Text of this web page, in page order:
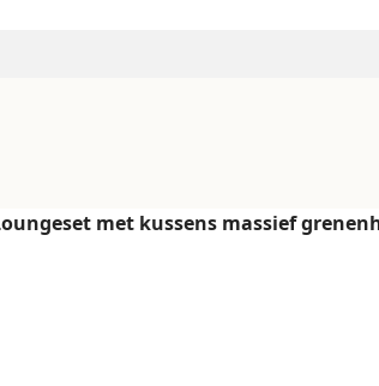
met kussens massief